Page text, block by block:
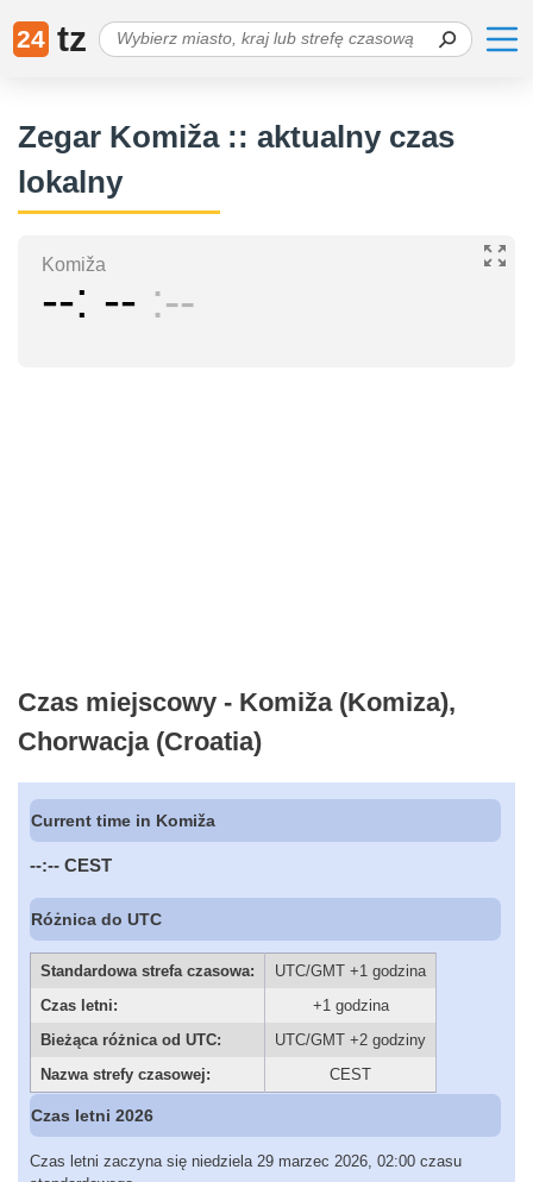
24 tz
Zegar Komiža :: aktualny czas
lokalny
Komiža
-- -- --
Czas miejscowy - Komiža (Komiza),
Chorwacja (Croatia)
Current time in Komiža
--:-- CEST
Różnica do UTC
Standardowa strefa czasowa:
UTC/GMT +1 godzina
Czas letni:
+1 godzina
Bieżąca różnica od UTC:
UTC/GMT +2 godziny
Nazwa strefy czasowej:
CEST
Czas letni 2026
Czas letni zaczyna się niedziela 29 marzec 2026, 02:00 czasu